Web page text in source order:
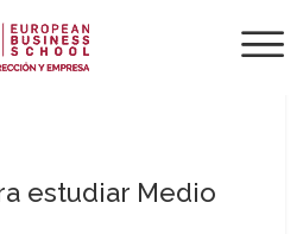
estudiar Medio